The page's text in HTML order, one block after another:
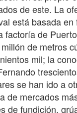
de este. La
está basada en
factoría de
de metros
mil; la
se han ido a
de mercados
de fundición,